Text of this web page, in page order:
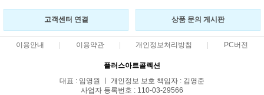
고객센터 연결 상품 문의 게시판
이용안내 이용약관 개인정보처리방침 PC버전
플러스아트콜렉션
대표 : 임영원 ㅣ 개인정보 보호 책임자 : 김영준
사업자 등록번호 : 110-03-29566